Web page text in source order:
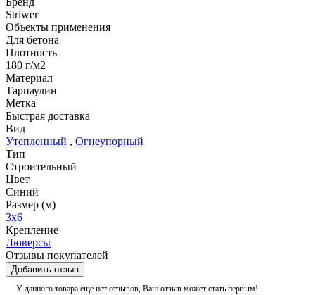
Striwer
Объекты применения
Для бетона
Плотность
180 г/м2
Материал
Тарпаулин
Метка
Быстрая доставка
Вид
Утепленный , Огнеупорный
Тип
Строительный
Цвет
Синий
Размер (м)
3х6
Крепление
Люверсы
Отзывы покупателей
Добавить отзыв
У данного товара еще нет отзывов, Ваш отзыв может стать первым!